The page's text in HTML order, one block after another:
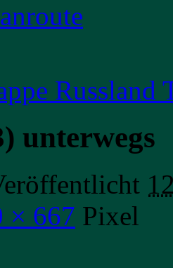
Russland
unterwegs
× 667 Pixel